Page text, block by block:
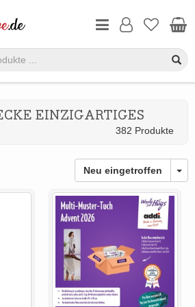
EINZIGARTIGES
382 Produkte
Neu eingetroffen